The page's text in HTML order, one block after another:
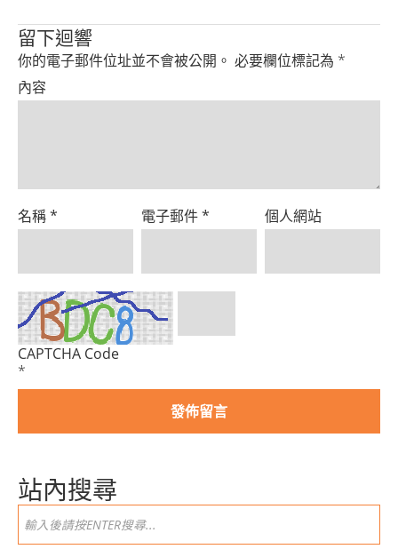
留下迴響
你的電子郵件位址並不會被公開。 必要欄位標記為 *
內容
名稱* 電子郵件* 個人網站
CAPTCHA Code
*
站內搜尋